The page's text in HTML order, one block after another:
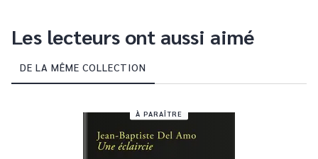
Les lecteurs ont aussi aimé
DE LA MÊME COLLECTION
À PARAÎTRE